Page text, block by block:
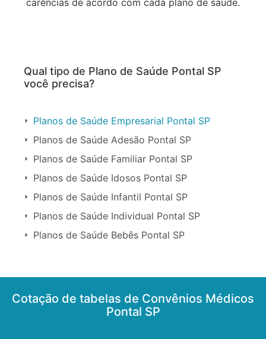
Qual tipo de Plano de Saúde Pontal SP
você precisa?
Planos de Saúde Empresarial Pontal SP
Planos de Saúde Adesão Pontal SP
Planos de Saúde Familiar Pontal SP
Planos de Saúde Idosos Pontal SP
Planos de Saúde Infantil Pontal SP
Planos de Saúde Individual Pontal SP
Planos de Saúde Bebês Pontal SP
Cotação de tabelas de Convênios Médicos
Pontal SP